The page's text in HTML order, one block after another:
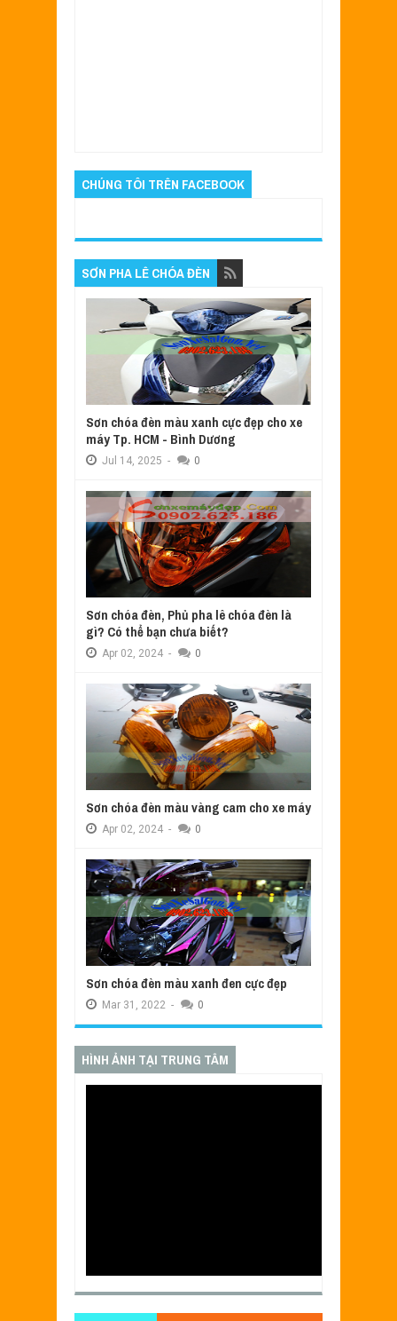
CHÚNG TÔI TRÊN FACEBOOK
SƠN PHA LÊ CHÓA ĐÈN
Sơn chóa đèn màu xanh cực đẹp cho xe
máy Tp. HCM - Bình Dương
Jul 14, 2025 - 0
Sơn chóa đèn, Phủ pha lê chóa đèn là
gì? Có thể bạn chưa biết?
Apr 02, 2024 - 0
Sơn chóa đèn màu vàng cam cho xe máy
Apr 02, 2024 - 0
Sơn chóa đèn màu xanh đen cực đẹp
Mar 31, 2022 - 0
HÌNH ẢNH TẠI TRUNG TÂM